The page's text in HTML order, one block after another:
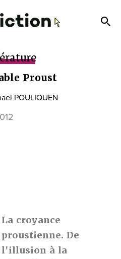
Proust
POULIQUEN
La croyance
proustienne. De
l'illusion à la